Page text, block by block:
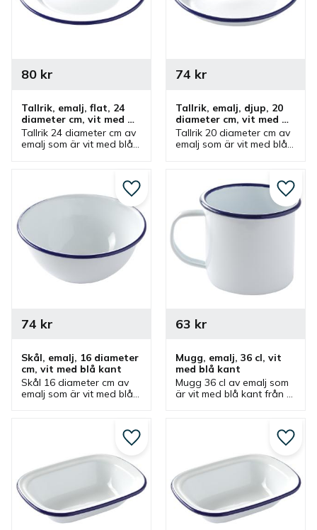
Tallrik, emalj, flat, 24
diameter cm, vit med
blå kant
Tallrik 24 diameter cm av
emalj som är vit med blå
där olika produkter finns.
80kr
Tallrik, emalj, djup, 20
diameter cm, vit med
blå kant
Tallrik 20 diameter cm av
emalj som är vit med blå
där olika produkter finns.
74 kr
Skål, emalj, 16 diameter
cm, vit med blå kant
Skål 16 diameter cm av
emalj som är vit med blå
74 kr
Lägg till i favoriter
Mugg, emalj, 36 cl, vit
med blå kant
Mugg 36 cl av emalj som
är vit med blå kant från
63 kr
Lägg
Lägg till i favoriter Lägg